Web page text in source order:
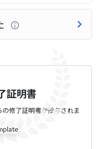
証明書
修了証明書が授与されま